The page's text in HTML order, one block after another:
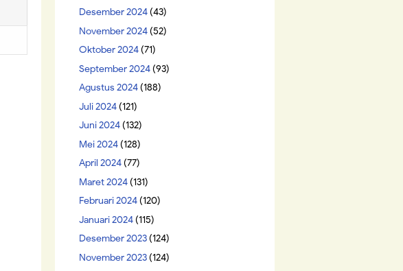
Desember 2024(43)
November 2024(52)
Oktober 2024(71)
September 2024(93)
Agustus 2024(188)
Juli 2024(121)
Juni 2024(132)
Mei 2024(128)
April 2024(77)
Maret 2024(131)
Februari 2024(120)
Januari 2024(115)
Desember 2023(124)
November 2023(124)